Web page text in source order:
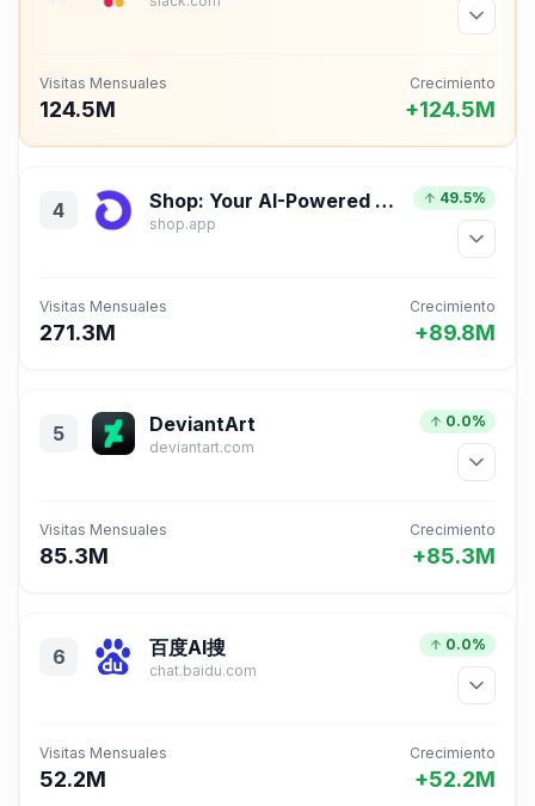
Visitas Mensuales
124.5M
Crecimiento
+124.5M
4 Shop: Your AI-Powered Shopping Assistant
shop.app
49.5%
Visitas Mensuales
271.3M
Crecimiento
+89.8M
5 DeviantArt
deviantart.com
0.0%
Visitas Mensuales
85.3M
Crecimiento
+85.3M
6 百度AI搜
chat.baidu.com
0.0%
Visitas Mensuales
52.2M
Crecimiento
+52.2M